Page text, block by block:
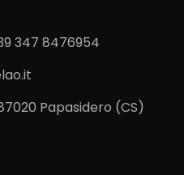
347 8476954
Papasidero (CS)